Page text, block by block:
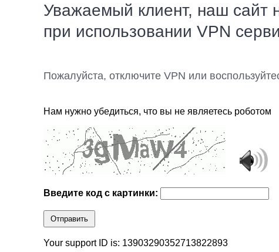
Уважаемый клиент, наш сайт
при использовании VPN
Пожалуйста, отключите VPN или
Нам нужно убедиться, что вы не являетесь роботом
Введите код с картинки:
Отправить
Your support ID is: 13903290352713822893